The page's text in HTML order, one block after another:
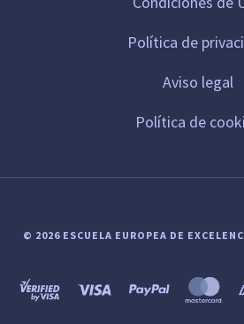
Política de
Aviso legal
Política de
© 2026 ESCUELA EUROPEA DE